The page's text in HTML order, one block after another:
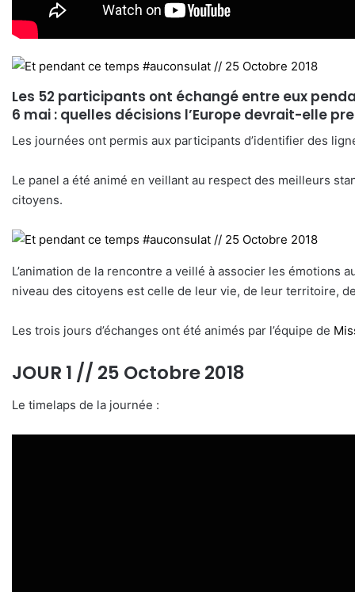
Les 52 participants ont échangé entre eux
6 mai : quelles décisions l’Europe devrait-elle
Les journées ont permis aux participants d’identifier des
Le panel a été animé en veillant au respect des meilleurs
citoyens.
L’animation de la rencontre a veillé à associer les
niveau des citoyens est celle de leur vie, de leur territoire,
Les trois jours d’échanges ont été animés par l’équipe de
JOUR 1 // 25 Octobre 2018
Le timelaps de la journée :